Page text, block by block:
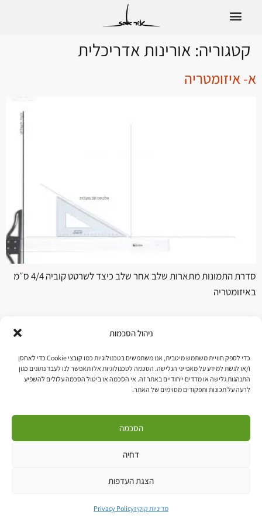
ניהול הסכמות
כדי לספק חוויית משתמש מיטבית, אנו משתמשים בטכנולוגיות כמו קובצי Cookie כדי לאחסן
ו/או לגשת למידע על מאפייני הגלישה. הסכמה לטכנולוגיות אלו תאפשר לנו לעבד נתונים כגון
התנהגות גלישה או מדדים ייחודיים באתר זה. אי הסכמה או ביטול הסכמה עלולים להשפיע
לרעה על תכונות ותפקודים מסוימים של האתר.
הסכמה
דחיה
הצגת העדפות
מדיניות קוקיזPrivacy Policy
קטגוריה: אורינות אדריכלית
א- איזומטריה
סדרת התמונות מתארות שלב אחר שלב כיצד לשרטט קוביה 4/4 ס״מ
באיזומטריה
© כל הזכויות שמורות. אשר אלבז, מעצב